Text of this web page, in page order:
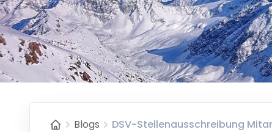
Blogs DSV-Stellenausschreibung